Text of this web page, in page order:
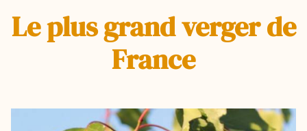
Le plus grand verger de
France